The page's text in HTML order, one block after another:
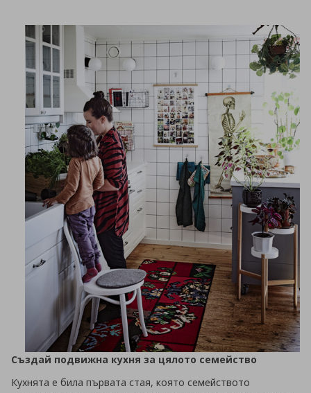
Създай подвижна кухня за цялото семейство
Кухнята е била първата стая, която семейството